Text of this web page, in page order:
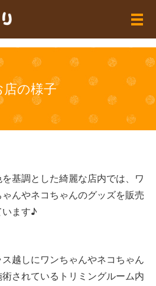
メ
店の様子
基調とした綺麗な店内では、ワ
ゃんやネコちゃんのグッズを販売
います♪
ス越しにワンちゃんやネコちゃん
術されているトリミングルーム内